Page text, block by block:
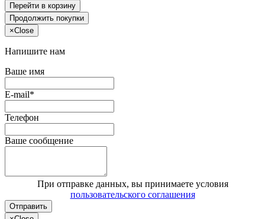
Перейти в корзину
Продолжить покупки
×Close
Напишите нам
Ваше имя
E-mail*
Телефон
Ваше сообщение
При отправке данных, вы принимаете условия
пользовательского соглашения
Отправить